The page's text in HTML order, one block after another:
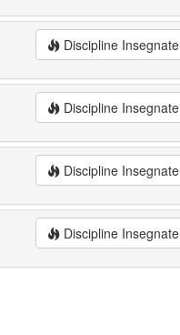
Discipline Insegnate
Discipline Insegnate
Discipline Insegnate
Discipline Insegnate